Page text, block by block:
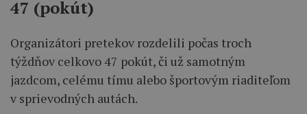
47 (pokút)
Organizátori pretekov rozdelili počas troch
týždňov celkovo 47 pokút, či už samotným
jazdcom, celému tímu alebo športovým riaditeľom
v sprievodných autách.